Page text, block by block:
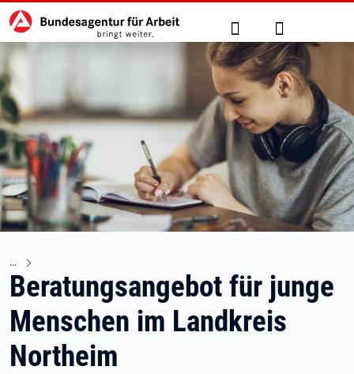
zu den Hauptinhalten springen
Hauptnavigation Suche Anmelden
Beratungsangebot für junge
Menschen im Landkreis
Northeim